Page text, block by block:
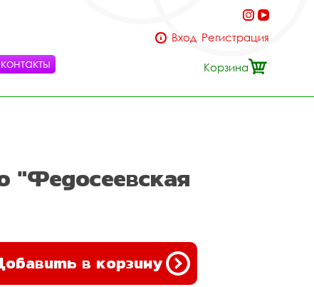
контакты
Вход Регистрация
Корзина
"Федосеевская
в корзину